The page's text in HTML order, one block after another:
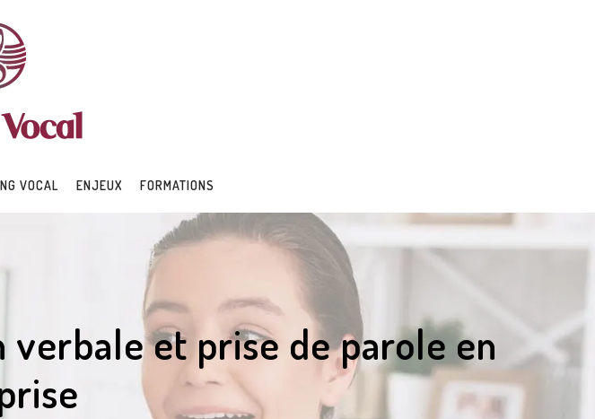
VOCAL ENJEUX FORMATIONS
verbale et prise de parole en